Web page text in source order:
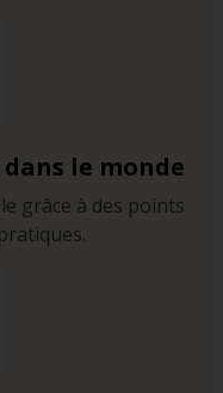
dans le monde
grâce à des points